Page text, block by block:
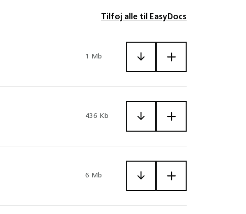
Tilføj alle til EasyDocs
1 Mb
436 Kb
6 Mb